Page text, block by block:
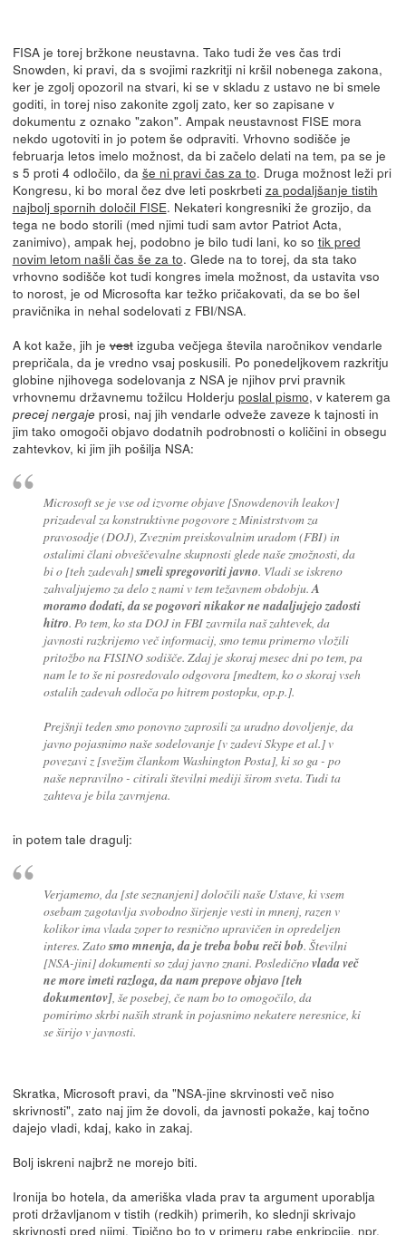
FISA je torej bržkone neustavna. Tako tudi že ves čas trdi
Snowden, ki pravi, da s svojimi razkritji ni kršil nobenega zakona,
ker je zgolj opozoril na stvari, ki se v skladu z ustavo ne bi smele
goditi, in torej niso zakonite zgolj zato, ker so zapisane v
dokumentu z oznako "zakon". Ampak neustavnost FISE mora
nekdo ugotoviti in jo potem še odpraviti. Vrhovno sodišče je
februarja letos imelo možnost, da bi začelo delati na tem, pa se je
s 5 proti 4 odločilo, da še ni pravi čas za to. Druga možnost leži pri
Kongresu, ki bo moral čez dve leti poskrbeti za podaljšanje tistih
najbolj spornih določil FISE. Nekateri kongresniki že grozijo, da
tega ne bodo storili (med njimi tudi sam avtor Patriot Acta,
zanimivo), ampak hej, podobno je bilo tudi lani, ko so tik pred
novim letom našli čas še za to. Glede na to torej, da sta tako
vrhovno sodišče kot tudi kongres imela možnost, da ustavita vso
to norost, je od Microsofta kar težko pričakovati, da se bo šel
pravičnika in nehal sodelovati z FBI/NSA.
A kot kaže, jih jevestizguba večjega števila naročnikov vendarle
prepričala, da je vredno vsaj poskusili. Po ponedeljkovem razkritju
globine njihovega sodelovanja z NSA je njihov prvi pravnik
vrhovnemu državnemu tožilcu Holderju poslal pismo, v katerem ga
precej nergajeprosi, naj jih vendarle odveže zaveze k tajnosti in
jim tako omogoči objavo dodatnih podrobnosti o količini in obsegu
zahtevkov, ki jim jih pošilja NSA:
Microsoft se je vse od izvorne objave [Snowdenovih leakov]
prizadeval za konstruktivne pogovore z Ministrstvom za
pravosodje (DOJ), Zveznim preiskovalnim uradom (FBI) in
ostalimi člani obveščevalne skupnosti glede naše zmožnosti, da
bi o [teh zadevah]smeli spregovoriti javno. Vladi se iskreno
zahvaljujemo za delo z nami v tem težavnem obdobju.A
moramo dodati, da se pogovori nikakor ne nadaljujejo zadosti
hitro. Po tem, ko sta DOJ in FBI zavrnila naš zahtevek, da
javnosti razkrijemo več informacij, smo temu primerno vložili
pritožbo na FISINO sodišče. Zdaj je skoraj mesec dni po tem, pa
nam le to še ni posredovalo odgovora [medtem, ko o skoraj vseh
ostalih zadevah odloča po hitrem postopku, op.p.].
Prejšnji teden smo ponovno zaprosili za uradno dovoljenje, da
javno pojasnimo naše sodelovanje [v zadevi Skype et al.] v
povezavi z [svežim člankom Washington Posta], ki so ga - po
naše nepravilno - citirali številni mediji širom sveta. Tudi ta
zahteva je bila zavrnjena.
in potem tale dragulj:
Verjamemo, da [ste seznanjeni] določili naše Ustave, ki vsem
osebam zagotavlja svobodno širjenje vesti in mnenj, razen v
kolikor ima vlada zoper to resnično upravičen in opredeljen
interes. Zatosmo mnenja, da je treba bobu reči bob. Številni
[NSA-jini] dokumenti so zdaj javno znani. Posledičnovlada več
ne more imeti razloga, da nam prepove objavo [teh
dokumentov], še posebej, če nam bo to omogočilo, da
pomirimo skrbi naših strank in pojasnimo nekatere neresnice, ki
se širijo v javnosti.
Skratka, Microsoft pravi, da "NSA-jine skrvinosti več niso
skrivnosti", zato naj jim že dovoli, da javnosti pokaže, kaj točno
dajejo vladi, kdaj, kako in zakaj.
Bolj iskreni najbrž ne morejo biti.
Ironija bo hotela, da ameriška vlada prav ta argument uporablja
proti državljanom v tistih (redkih) primerih, ko slednji skrivajo
skrivnosti pred njimi. Tipično bo to v primeru rabe enkripcije, npr.